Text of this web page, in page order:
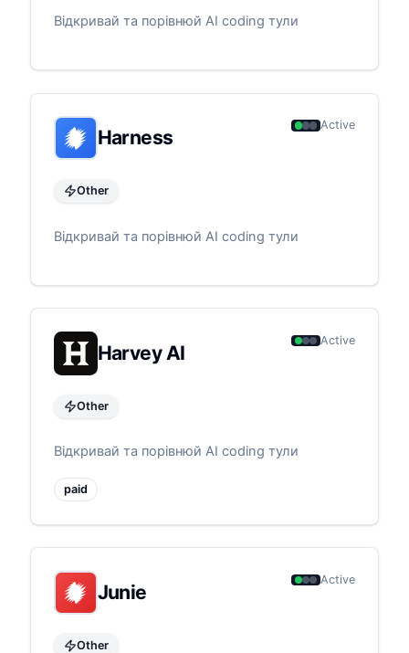
Відкривай та порівнюй AI coding тули
Harness
Active
Other
Відкривай та порівнюй AI coding тули
Harvey AI
Active
Other
Відкривай та порівнюй AI coding тули
paid
Junie
Active
Other